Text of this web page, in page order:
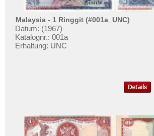
Nigeria
Ostafrika
Portugiesisch Guinea
Sambia
Sao Tome & Principe
Malaysia - 1 Ringgit (#001a_UNC)
Datum: (1967)
Katalognr.: 001a
Erhaltung: UNC